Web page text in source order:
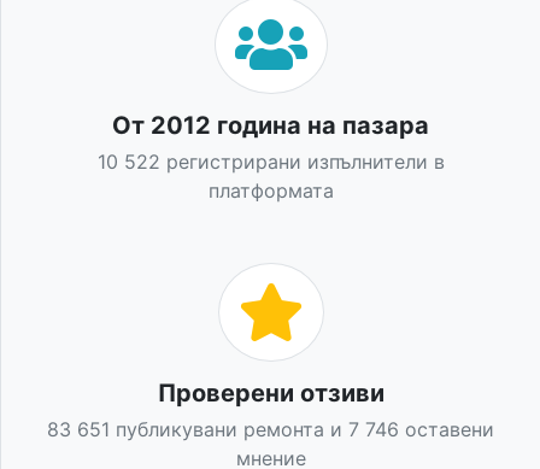
От 2012 година на пазара
10 522 регистрирани изпълнители в
платформата
Проверени отзиви
83 651 публикувани ремонта и 7 746 оставени
мнение